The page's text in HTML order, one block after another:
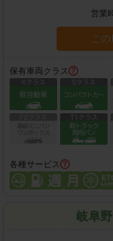
営業
こ
保有車両クラス
各種サービス
岐阜